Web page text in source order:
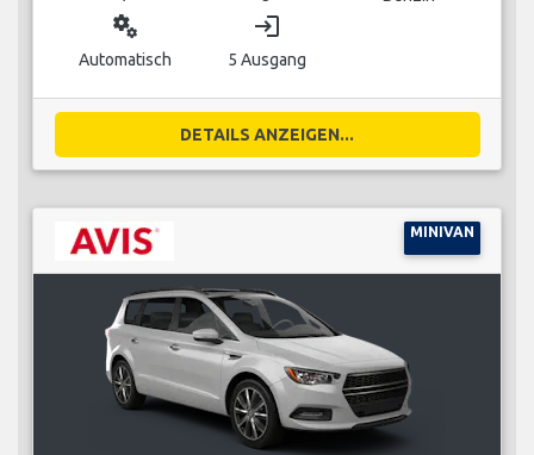
miscellaneous_services
Automatisch
login
5 Ausgang
DETAILS ANZEIGEN...
MINIVAN